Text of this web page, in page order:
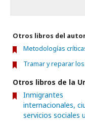
Otros libros del
Metodologías
Tramar y reparar
Otros libros de la
Inmigrantes
internacionales,
servicios sociales